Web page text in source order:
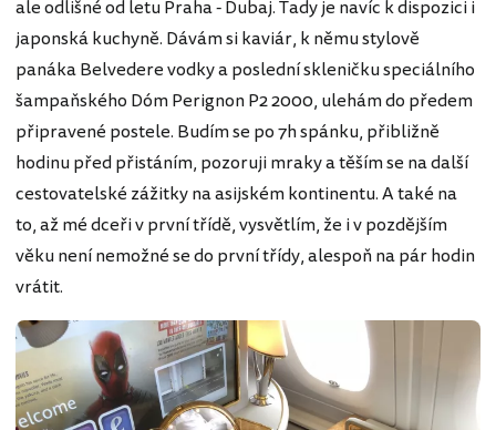
ale odlišné od letu Praha - Dubaj. Tady je navíc k dispozici i
japonská kuchyně. Dávám si kaviár, k němu stylově
panáka Belvedere vodky a poslední skleničku speciálního
šampaňského Dóm Perignon P2 2000, ulehám do předem
připravené postele. Budím se po 7h spánku, přibližně
hodinu před přistáním, pozoruji mraky a těším se na další
cestovatelské zážitky na asijském kontinentu. A také na
to, až mé dceři v první třídě, vysvětlím, že i v pozdějším
věku není nemožné se do první třídy, alespoň na pár hodin
vrátit.